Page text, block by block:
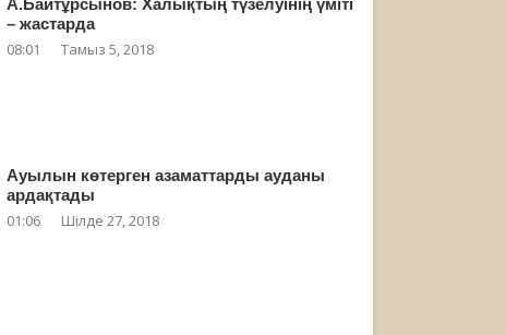
– жастарда
08:01 Тамыз 5, 2018
Ауылын көтерген азаматтарды ауданы
ардақтады
01:06 Шілде 27, 2018